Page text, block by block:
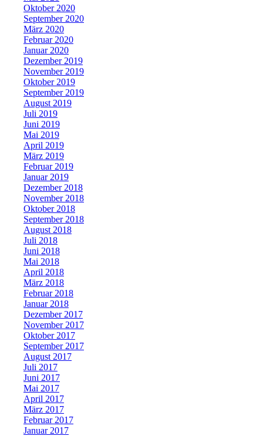
Oktober 2020
September 2020
März 2020
Februar 2020
Januar 2020
Dezember 2019
November 2019
Oktober 2019
September 2019
August 2019
Juli 2019
Juni 2019
Mai 2019
April 2019
März 2019
Februar 2019
Januar 2019
Dezember 2018
November 2018
Oktober 2018
September 2018
August 2018
Juli 2018
Juni 2018
Mai 2018
April 2018
März 2018
Februar 2018
Januar 2018
Dezember 2017
November 2017
Oktober 2017
September 2017
August 2017
Juli 2017
Juni 2017
Mai 2017
April 2017
März 2017
Februar 2017
Januar 2017